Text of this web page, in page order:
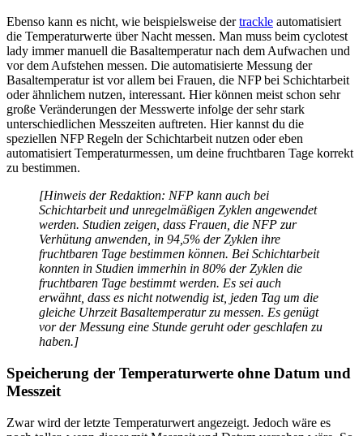
Ebenso kann es nicht, wie beispielsweise dertrackle automatisiert
die Temperaturwerte über Nacht messen. Man muss beim cyclotest
lady immer manuell die Basaltemperatur nach dem Aufwachen und
vor dem Aufstehen messen. Die automatisierte Messung der
Basaltemperatur ist vor allem bei Frauen, die NFP bei Schichtarbeit
oder ähnlichem nutzen, interessant. Hier können meist schon sehr
große Veränderungen der Messwerte infolge der sehr stark
unterschiedlichen Messzeiten auftreten. Hier kannst du die
speziellen NFP Regeln der Schichtarbeit nutzen oder eben
automatisiert Temperaturmessen, um deine fruchtbaren Tage korrekt
zu bestimmen.
[Hinweis der Redaktion: NFP kann auch bei
Schichtarbeit und unregelmäßigen Zyklen angewendet
werden. Studien zeigen, dass Frauen, die NFP zur
Verhütung anwenden, in 94,5% der Zyklen ihre
fruchtbaren Tage bestimmen können. Bei Schichtarbeit
konnten in Studien immerhin in 80% der Zyklen die
fruchtbaren Tage bestimmt werden. Es sei auch
erwähnt, dass es nicht notwendig ist, jeden Tag um die
gleiche Uhrzeit Basaltemperatur zu messen. Es genügt
vor der Messung eine Stunde geruht oder geschlafen zu
haben.]
Speicherung der Temperaturwerte ohne Datum und
Messzeit
Zwar wird der letzte Temperaturwert angezeigt. Jedoch wäre es